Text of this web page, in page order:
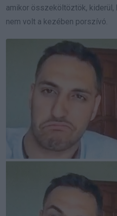
amikor összeköltöztök, kiderül,
nem volt a kezében porszívó.